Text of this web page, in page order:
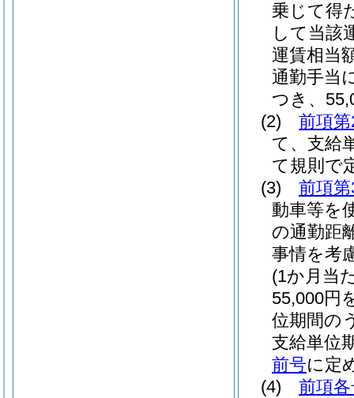
乗じて得
して当該
運賃相当
通勤手当
つき、
(2)
前項
て、支給
て規則で
(3)
前項
動車等を
の通勤距
事情を考
(1か月当
55,000円
位期間の
支給単位
前号に定
(4)
前項